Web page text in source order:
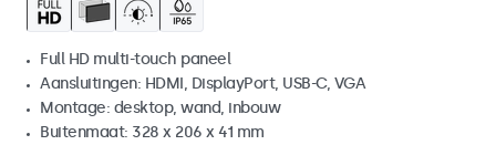
Full HD multi-touch paneel
Aansluitingen: HDMI, DisplayPort, USB-C, VGA
Montage: desktop, wand, inbouw
Buitenmaat: 328 x 206 x 41 mm